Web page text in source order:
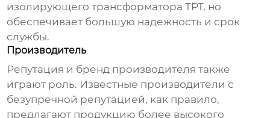
изолирующего трансформатора ТРТ, но
обеспечивает большую надежность и срок
службы.
Производитель
Репутация и бренд производителя также
играют роль. Известные производители с
безупречной репутацией, как правило,
предлагают продукцию более высокого